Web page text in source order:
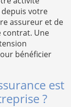
votre
assureur et de
contrat. Une
bénéficier
est
?